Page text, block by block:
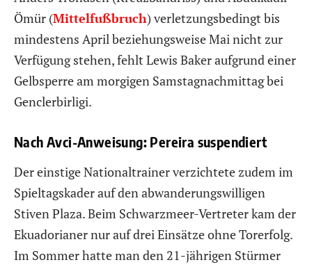
Ömür (Mittelfußbruch) verletzungsbedingt bis
mindestens April beziehungsweise Mai nicht zur
Verfügung stehen, fehlt Lewis Baker aufgrund einer
Gelbsperre am morgigen Samstagnachmittag bei
Genclerbirligi.
Nach Avci-Anweisung: Pereira suspendiert
Der einstige Nationaltrainer verzichtete zudem im
Spieltagskader auf den abwanderungswilligen
Stiven Plaza. Beim Schwarzmeer-Vertreter kam der
Ekuadorianer nur auf drei Einsätze ohne Torerfolg.
Im Sommer hatte man den 21-jährigen Stürmer